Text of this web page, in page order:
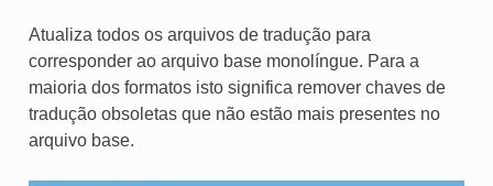
Atualiza todos os arquivos de tradução para
corresponder ao arquivo base monolíngue. Para a
maioria dos formatos isto significa remover chaves de
tradução obsoletas que não estão mais presentes no
arquivo base.